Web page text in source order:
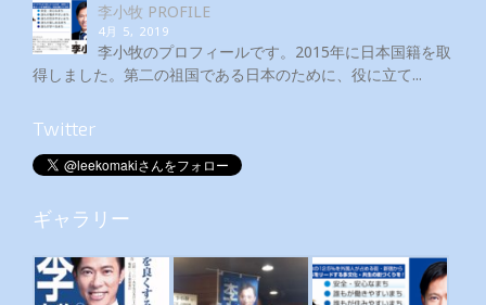
李小牧 PROFILE
4月 5, 2019
李小牧のプロフィールです。2015年に日本国籍を取
得しました。第二の祖国である日本のために、役に立て...
Twitter
ギャラリー